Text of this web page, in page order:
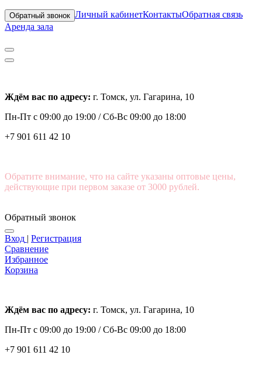
Обратный звонок Личный кабинетКонтактыОбратная связь
Аренда зала
Ждём вас по адресу: г. Томск, ул. Гагарина, 10
Пн-Пт с 09:00 до 19:00 /Сб-Вс 09:00 до 18:00
+7 901 611 42 10
Обратите внимание, что на сайте указаны оптовые цены,
действующие при первом заказе от 3000 рублей.
Обратный звонок
Вход | Регистрация
Сравнение
Избранное
Корзина
Ждём вас по адресу: г. Томск, ул. Гагарина, 10
Пн-Пт с 09:00 до 19:00 /Сб-Вс 09:00 до 18:00
+7 901 611 42 10